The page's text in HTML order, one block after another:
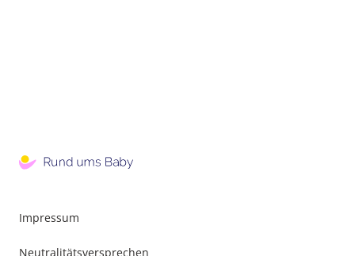
Impressum
Neutralitätsversprechen